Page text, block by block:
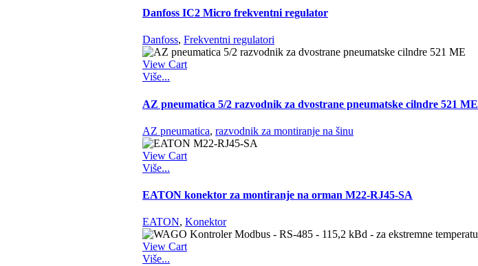
Danfoss IC2 Micro frekventni regulator
Danfoss, Frekventni regulatori
View Cart
Više...
AZ pneumatica 5/2 razvodnik za dvostrane pneumatske cilndre 521 ME
AZ pneumatica, razvodnik za montiranje na šinu
View Cart
Više...
EATON konektor za montiranje na orman M22-RJ45-SA
EATON, Konektor
View Cart
Više...